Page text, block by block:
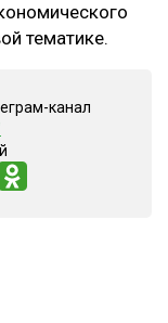
тематике.
канал